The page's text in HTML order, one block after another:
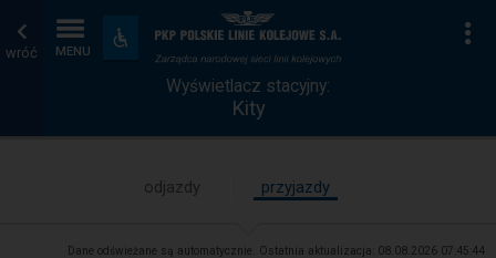
wróć MENU
Dostępność
i
udogodnienia
Wyświetlacz
stacyjny
Strona
główna
Wyświetlacz stacyjny:
Kity
odjazdy przyjazdy
Dane odświeżane są automatycznie. Ostatnia aktualizacja: 08.08.2026 07:45:44